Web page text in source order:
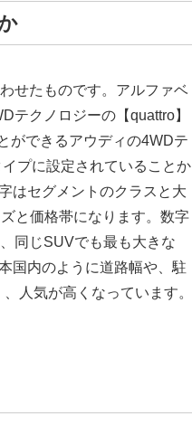
せたものです。アルファベ
テクノロジーの【quattro】
ができるアウディの4WDテ
プに設定されていることか
はセグメントのクラスと大
と価格帯になります。数字
同じSUVでも最も大きな
国内のように道路幅や、駐
人気が高くなっています。